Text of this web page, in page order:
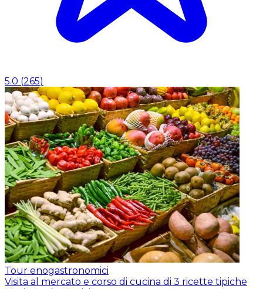
5.0 (265)
Tour enogastronomici
Visita al mercato e corso di cucina di 3 ricette tipiche